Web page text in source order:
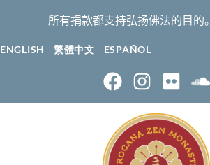
所有捐款都支持弘扬佛法的目的。
ENGLISH 繁體中文 ESPAÑOL